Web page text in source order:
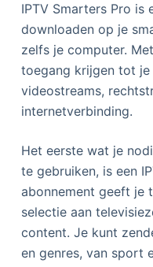
IPTV Smarters Pro is
downloaden op je
zelfs je computer.
toegang krijgen tot
videostreams,
internetverbinding.
Het eerste wat je
te gebruiken, is een
abonnement geeft je
selectie aan
content. Je kunt
en genres, van sport